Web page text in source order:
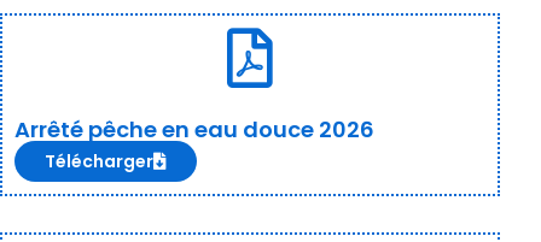
Arrêté pêche en eau douce 2026
Télécharger